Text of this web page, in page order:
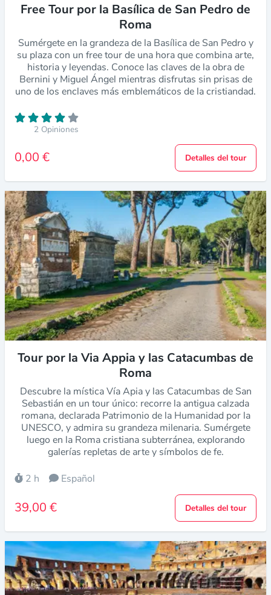
Free Tour por la Basílica de San Pedro de
Roma
Sumérgete en la grandeza de la Basílica de San Pedro y
su plaza con un free tour de una hora que combina arte,
historia y leyendas. Conoce las claves de la obra de
Bernini y Miguel Ángel mientras disfrutas sin prisas de
uno de los enclaves más emblemáticos de la cristiandad.
2 Opiniones
0,00 € Detalles del tour
Tour por la Via Appia y las Catacumbas de
Roma
Descubre la mística Vía Apia y las Catacumbas de San
Sebastián en un tour único: recorre la antigua calzada
romana, declarada Patrimonio de la Humanidad por la
UNESCO, y admira su grandeza milenaria. Sumérgete
luego en la Roma cristiana subterránea, explorando
galerías repletas de arte y símbolos de fe.
2 h
Español
39,00 € Detalles del tour